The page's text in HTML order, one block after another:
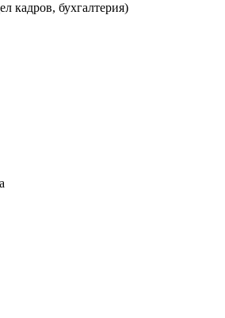
кадров, бухгалтерия)